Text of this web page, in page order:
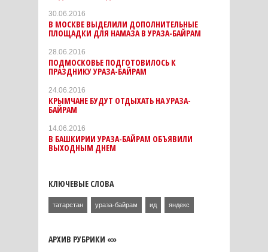
30.06.2016
В МОСКВЕ ВЫДЕЛИЛИ ДОПОЛНИТЕЛЬНЫЕ
ПЛОЩАДКИ ДЛЯ НАМАЗА В УРАЗА-БАЙРАМ
28.06.2016
ПОДМОСКОВЬЕ ПОДГОТОВИЛОСЬ К
ПРАЗДНИКУ УРАЗА-БАЙРАМ
24.06.2016
КРЫМЧАНЕ БУДУТ ОТДЫХАТЬ НА УРАЗА-
БАЙРАМ
14.06.2016
В БАШКИРИИ УРАЗА-БАЙРАМ ОБЪЯВИЛИ
ВЫХОДНЫМ ДНЕМ
КЛЮЧЕВЫЕ СЛОВА
татарстан ураза-байрам ид яндекс
АРХИВ РУБРИКИ «»